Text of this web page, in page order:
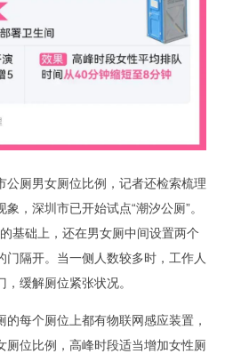
厕男女厕位比例，记者还检索梳理
，深圳市已开始试点“潮汐公厕”。
基础上，还在男女厕中间设置两个
隔开。当一侧人数较多时，工作人
缓解厕位紧张状况。
每个厕位上都有物联网感应装置，
厕位比例，高峰时段适当增加女性厕